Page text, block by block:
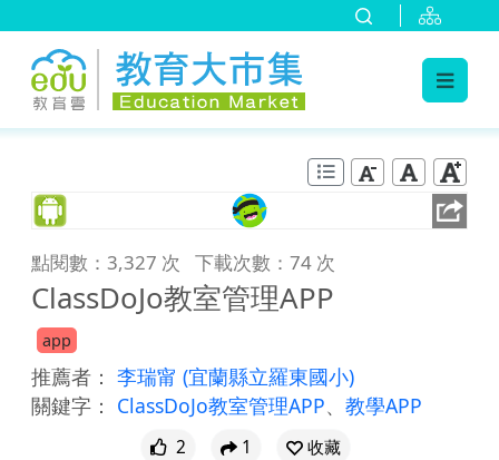
點閱數：3,327 次 下載次數：74 次
ClassDoJo教室管理APP
app
推薦者： 李瑞甯 (宜蘭縣立羅東國小)
關鍵字： ClassDoJo教室管理APP、 教學APP
2 1
收藏